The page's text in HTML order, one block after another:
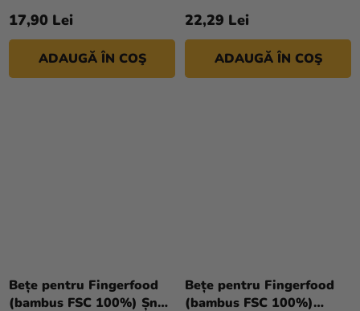
17,90 Lei
ADAUGĂ ÎN COŞ
22,29 Lei
ADAUGĂ ÎN COŞ
Bețe pentru Fingerfood
(bambus FSC 100%) Șnur
Bețe pentru Fingerfood
(bambus FSC 100%)